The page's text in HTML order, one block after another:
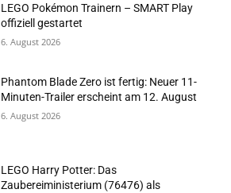
LEGO Pokémon Trainern – SMART Play
offiziell gestartet
6. August 2026
Phantom Blade Zero ist fertig: Neuer 11-
Minuten-Trailer erscheint am 12. August
6. August 2026
LEGO Harry Potter: Das
Zaubereiministerium (76476) als